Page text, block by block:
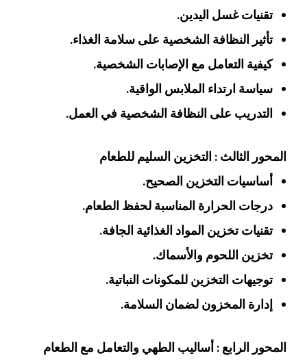
تقنيات غسل اليدين.
تأثير النظافة الشخصية على سلامة الغذاء.
كيفية التعامل مع الإصابات الشخصية.
سياسة ارتداء الملابس الواقية.
التدريب على النظافة الشخصية في العمل.
المحور الثالث : التخزين السليم للطعام
أساسيات التخزين الصحيح.
درجات الحرارة المناسبة لحفظ الطعام.
تقنيات تخزين المواد الغذائية الجافة.
تخزين اللحوم والأسماك.
توجيهات التخزين للمكونات النباتية.
إدارة المخزون لضمان السلامة.
المحور الرابع : أساليب الطهي والتعامل مع الطعام